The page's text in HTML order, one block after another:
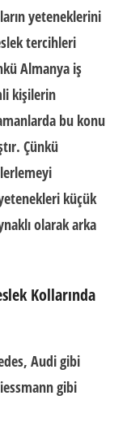
yeteneklerini
tercihleri
Almanya iş
kişilerin
bu konu
Çünkü
küçük
olarak arka
Kollarında
Audi gibi
gibi